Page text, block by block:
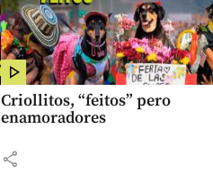
Criollitos, “feitos” pero
enamoradores
share